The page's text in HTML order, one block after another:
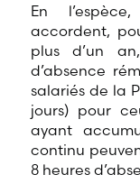
En
accordent,
plus d’un
d’absence
salariés de la
jours) pour
ayant
continu
8 heures